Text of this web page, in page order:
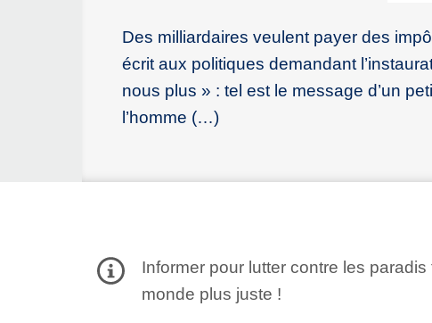
Des milliardaires veulent payer des
écrit aux politiques demandant
nous plus » : tel est le message d’un
l’homme (…)
Informer pour lutter contre les
monde plus juste !